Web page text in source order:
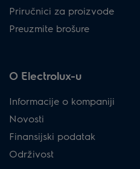
Priručnici za proizvode
Preuzmite brošure
O Electrolux-u
Informacije o kompaniji
Novosti
Finansijski podatak
Održivost